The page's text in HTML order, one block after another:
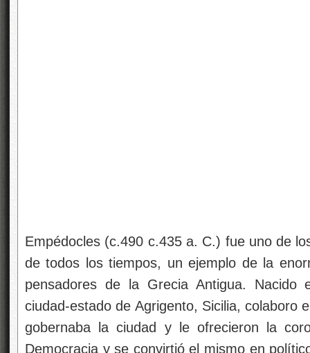
Empédocles (c.490 c.435 a. C.) fue uno de
de todos los tiempos, un ejemplo de la
pensadores de la Grecia Antigua.
ciudad-estado de Agrigento, Sicilia, colaboro
gobernaba la ciudad y le ofrecieron la
Democracia y se convirtió el mismo en